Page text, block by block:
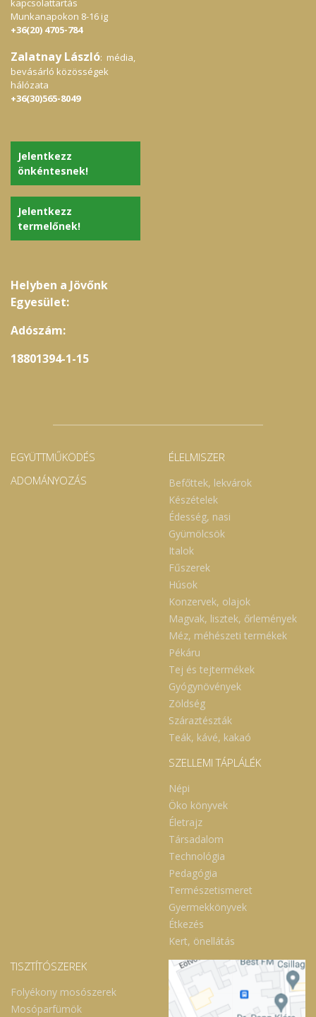
Munkanapokon 8-16 ig
+36(20) 4705-784
Zalatnay László: média,
bevásárló közösségek
hálózata
+36(30)565-8049
Jelentkezz
önkéntesnek!
Jelentkezz
termelőnek!
Helyben a Jövőnk
Egyesület:
Adószám:
18801394-1-15
EGYÜTTMŰKÖDÉS
ADOMÁNYOZÁS
ÉLELMISZER
Befőttek, lekvárok
Készételek
Édesség, nasi
Gyümölcsök
Italok
Fűszerek
Húsok
Konzervek, olajok
Magvak, lisztek, őrlemények
Méz, méhészeti termékek
Pékáru
Tej és tejtermékek
Gyógynövények
Zöldség
Száraztészták
Teák, kávé, kakaó
SZELLEMI TÁPLÁLÉK
Népi
Öko könyvek
Életrajz
Társadalom
Technológia
Pedagógia
Természetismeret
Gyermekkönyvek
Étkezés
Kert, önellátás
TISZTÍTÓSZEREK
Folyékony mosószerek
Mosóparfümök